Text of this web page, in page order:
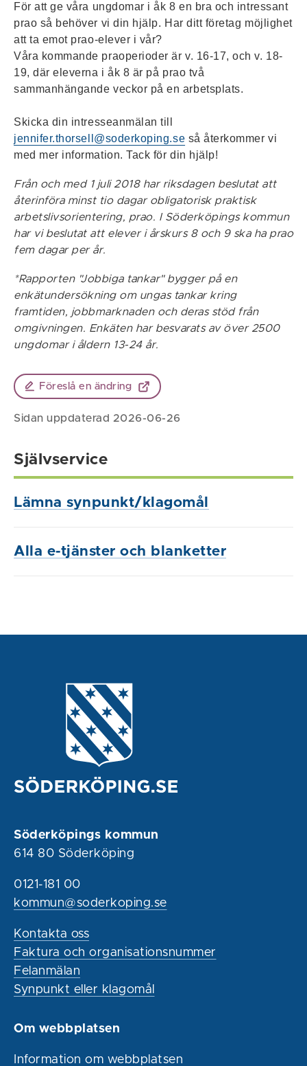
För att ge våra ungdomar i åk 8 en bra och intressant
prao så behöver vi din hjälp. Har ditt företag möjlighet
att ta emot prao-elever i vår?
Våra kommande praoperioder är v. 16-17, och v. 18-
19, där eleverna i åk 8 är på prao två
sammanhängande veckor på en arbetsplats.
Skicka din intresseanmälan till
jennifer.thorsell@soderkoping.se så återkommer vi
med mer information. Tack för din hjälp!
Från och med 1 juli 2018 har riksdagen beslutat att
återinföra minst tio dagar obligatorisk praktisk
arbetslivsorientering, prao. I Söderköpings kommun
har vi beslutat att elever i årskurs 8 och 9 ska ha prao
fem dagar per år.
*Rapporten "Jobbiga tankar" bygger på en
enkätundersökning om ungas tankar kring
framtiden, jobbmarknaden och deras stöd från
omgivningen. Enkäten har besvarats av över 2500
ungdomar i åldern 13-24 år.
Föreslå en ändring
Sidan uppdaterad 2026-06-26
Självservice
Lämna synpunkt/klagomål
Alla e-tjänster och blanketter
Söderköpings kommun
614 80 Söderköping
0121-181 00
kommun@soderkoping.se
Kontakta oss
Faktura och organisationsnummer
Felanmälan
Synpunkt eller klagomål
Om webbplatsen
Information om webbplatsen